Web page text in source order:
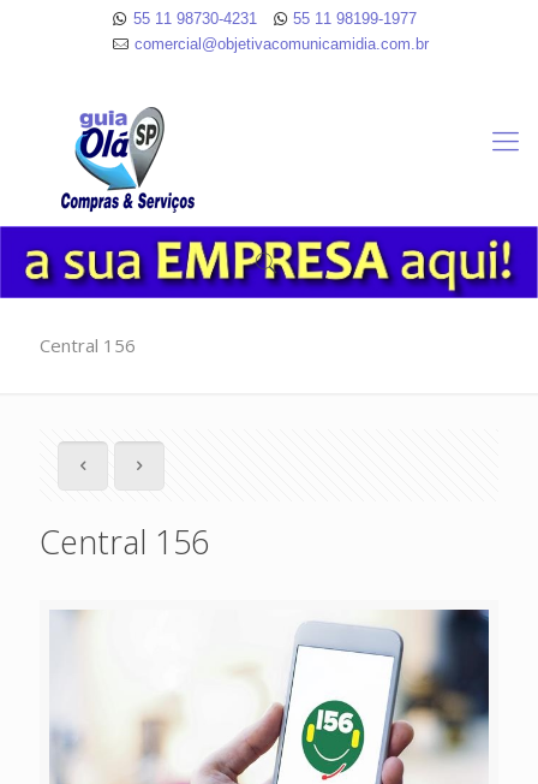
55 11 98730-4231
55 11 98199-1977
comercial@objetivacomunicamidia.com.br
Central 156
Central 156